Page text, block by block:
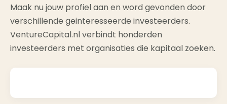
Maak nu jouw profiel aan en word gevonden door
verschillende geinteresseerde investeerders.
VentureCapital.nl verbindt honderden
investeerders met organisaties die kapitaal zoeken.